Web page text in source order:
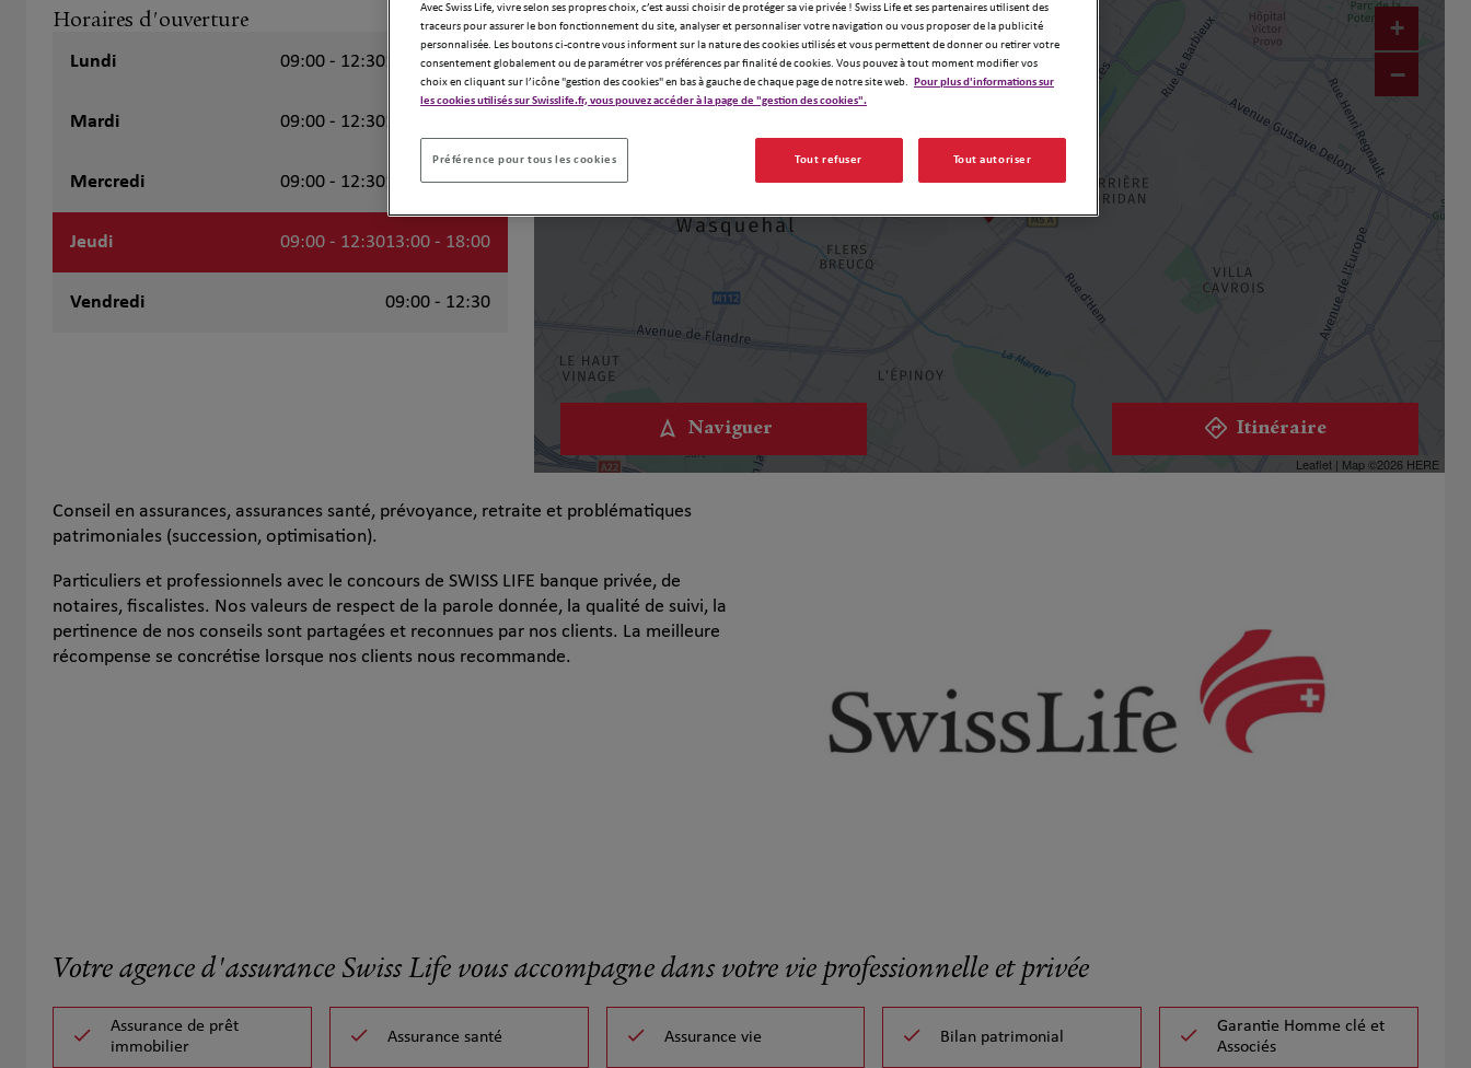
Horaires d'ouverture
Lundi 09:00 - 12:3013:00 - 18:00
Mardi 09:00 - 12:3013:00 - 18:00
Mercredi 09:00 - 12:3013:00 - 18:00
Jeudi 09:00 - 12:3013:00 - 18:00
Vendredi 09:00 - 12:30
+
−
Leaflet | Map ©2026 HERE
Naviguer Itinéraire
Conseil en assurances, assurances santé, prévoyance, retraite et problématiques
patrimoniales (succession, optimisation).
Particuliers et professionnels avec le concours de SWISS LIFE banque privée, de
notaires, fiscalistes. Nos valeurs de respect de la parole donnée, la qualité de suivi, la
pertinence de nos conseils sont partagées et reconnues par nos clients. La meilleure
récompense se concrétise lorsque nos clients nous recommande.
Votre agence d'assurance Swiss Life vous accompagne dans votre vie professionnelle et privée
Assurance de prêt
immobilier
Assurance santé Assurance vie Bilan patrimonial
Garantie Homme clé et
Associés
Avec Swiss Life, vivre selon ses propres choix, c’est aussi choisir de protéger sa vie privée ! Swiss Life et ses partenaires utilisent des
traceurs pour assurer le bon fonctionnement du site, analyser et personnaliser votre navigation ou vous proposer de la publicité
personnalisée. Les boutons ci-contre vous informent sur la nature des cookies utilisés et vous permettent de donner ou retirer votre
consentement globalement ou de paramétrer vos préférences par finalité de cookies. Vous pouvez à tout moment modifier vos
choix en cliquant sur l’icône "gestion des cookies" en bas à gauche de chaque page de notre site web. Pour plus d'informations sur
les cookies utilisés sur Swisslife.fr, vous pouvez accéder à la page de "gestion des cookies".
Préférence pour tous les cookies Tout refuser Tout autoriser